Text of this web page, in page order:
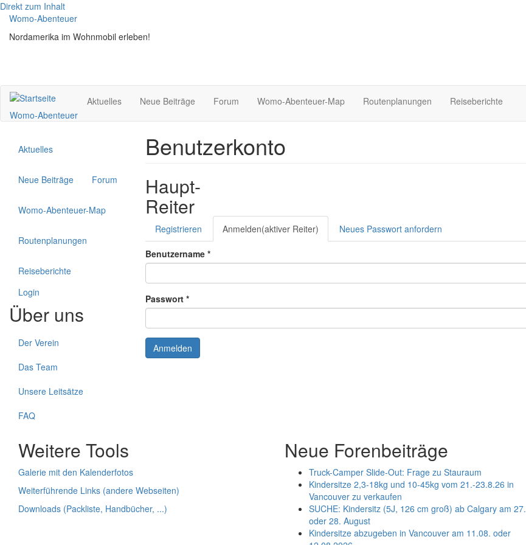
Direkt zum Inhalt
Womo-Abenteuer
Nordamerika im Wohnmobil erleben!
Womo-Abenteuer
Aktuelles Neue Beiträge Forum Womo-Abenteuer-Map Routenplanungen Reiseberichte
Aktuelles
Neue Beiträge Forum
Womo-Abenteuer-Map
Routenplanungen
Reiseberichte
Login
Über uns
Der Verein
Das Team
Unsere Leitsätze
FAQ
Benutzerkonto
Haupt-
Reiter
Registrieren Anmelden(aktiver Reiter) Neues Passwort anfordern
Benutzername *
Passwort *
Anmelden
Weitere Tools
Galerie mit den Kalenderfotos
Weiterführende Links (andere Webseiten)
Downloads (Packliste, Handbücher, ...)
Neue Forenbeiträge
Truck-Camper Slide-Out: Frage zu Stauraum
Kindersitze 2,3-18kg und 10-45kg vom 21.-23.8.26 in
Vancouver zu verkaufen
SUCHE: Kindersitz (5J, 126 cm groß) ab Calgary am 27.
oder 28. August
Kindersitze abzugeben in Vancouver am 11.08. oder